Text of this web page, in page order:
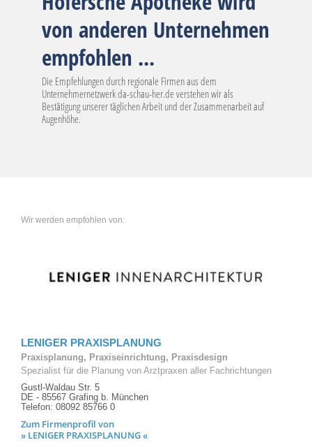
von anderen Unternehmen
empfohlen ...
Die Empfehlungen durch regionale Firmen aus dem
Unternehmernetzwerk da-schau-her.de verstehen wir als
Bestätigung unserer täglichen Arbeit und der Zusammenarbeit auf
Augenhöhe.
Wir werden empfohlen von:
LENIGER PRAXISPLANUNG
Praxisplanung, Praxiseinrichtung, Praxisdesign
Spezialist für die Planung von Arztpraxen aller Fachrichtungen
Gustl-Waldau Str. 5
DE - 85567 Grafing b. München
Telefon: 08092 85766 0
Zum Firmenprofil von
» LENIGER PRAXISPLANUNG «